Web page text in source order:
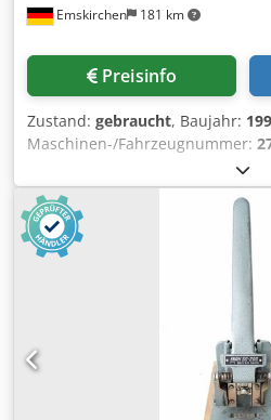
Emskirchen 181 km
Preisinfo
Zustand: gebraucht, Baujahr:
Maschinen-/Fahrzeugnummer:
Bohrmaschine Serial-No.
by Skype-Video We would be
more machines on Stock
inspect Dkjdpfxstzc H To Ab Dor
Nürnberg - Can be test